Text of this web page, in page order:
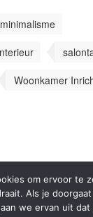
minimalisme
Woonkamer
-
om ervoor te
Als je
we ervan uit